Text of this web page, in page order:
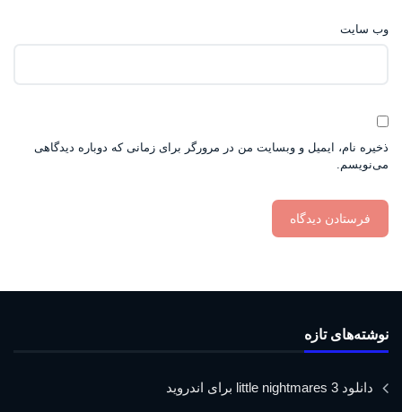
وب‌ سایت
ذخیره نام، ایمیل و وبسایت من در مرورگر برای زمانی که دوباره دیدگاهی
می‌نویسم.
نوشته‌های تازه
دانلود little nightmares 3 برای اندروید